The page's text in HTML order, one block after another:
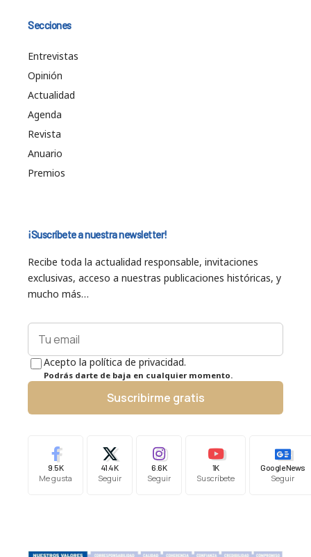
Secciones
Entrevistas
Opinión
Actualidad
Agenda
Revista
Anuario
Premios
¡Suscríbete a nuestra newsletter!
Recibe toda la actualidad responsable, invitaciones
exclusivas, acceso a nuestras publicaciones históricas, y
mucho más…
Acepto la política de privacidad.
Podrás darte de baja en cualquier momento.
Suscribirme gratis
9.5K
Me gusta
41.4K
Seguir
6.6K
Seguir
1K
Suscríbete
Google News
Seguir